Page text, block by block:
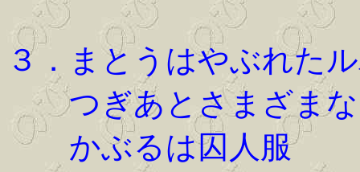
３．まとうはやぶれた
つぎあとさまざまな
かぶるは囚人服